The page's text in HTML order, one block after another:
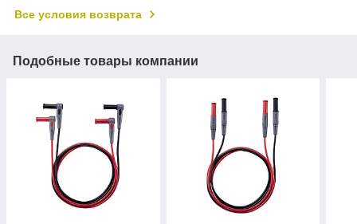
Все условия возврата
Подобные товары компании